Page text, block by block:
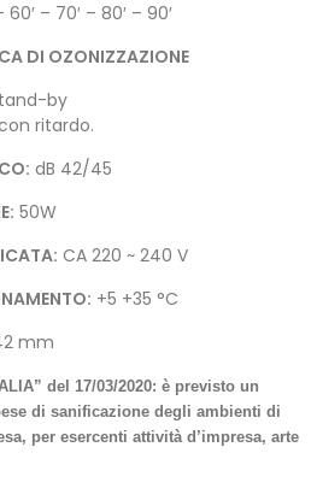
60′ – 70′ – 80′ – 90′
DI OZONIZZAZIONE
by
ritardo.
dB 42/45
50W
CA 220 ~ 240 V
+5 +35 °C
mm
del 17/03/2020: è previsto un
di sanificazione degli ambienti di
per esercenti attività d’impresa, arte